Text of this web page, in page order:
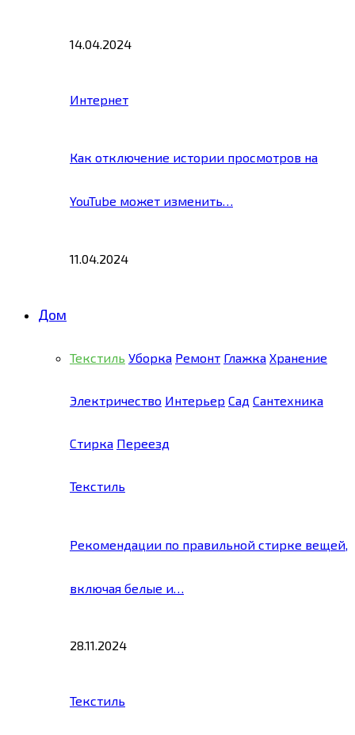
14.04.2024
Интернет
Как отключение истории просмотров на
YouTube может изменить…
11.04.2024
Дом
Текстиль Уборка Ремонт Глажка Хранение
Электричество Интерьер Сад Сантехника
Стирка Переезд
Текстиль
Рекомендации по правильной стирке вещей,
включая белые и…
28.11.2024
Текстиль